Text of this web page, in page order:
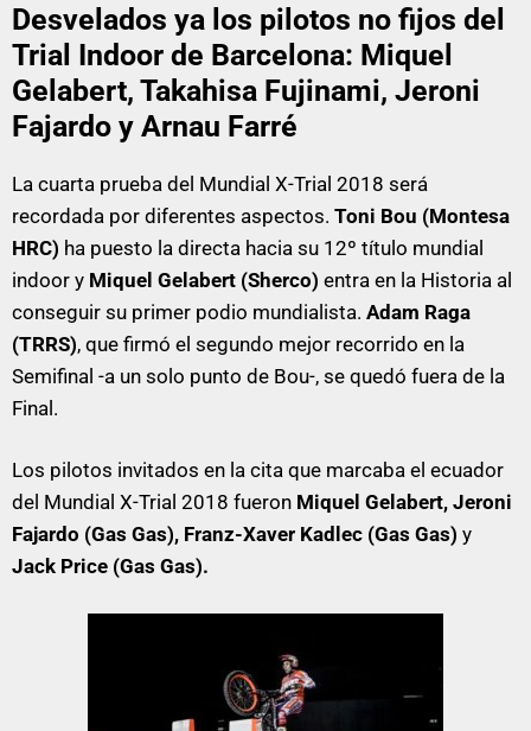
Desvelados ya los pilotos no fijos del
Trial Indoor de Barcelona: Miquel
Gelabert, Takahisa Fujinami, Jeroni
Fajardo y Arnau Farré
La cuarta prueba del Mundial X-Trial 2018 será
recordada por diferentes aspectos. Toni Bou (Montesa
HRC) ha puesto la directa hacia su 12º título mundial
indoor y Miquel Gelabert (Sherco) entra en la Historia al
conseguir su primer podio mundialista. Adam Raga
(TRRS), que firmó el segundo mejor recorrido en la
Semifinal -a un solo punto de Bou-, se quedó fuera de la
Final.
Los pilotos invitados en la cita que marcaba el ecuador
del Mundial X-Trial 2018 fueron Miquel Gelabert, Jeroni
Fajardo (Gas Gas), Franz-Xaver Kadlec (Gas Gas) y
Jack Price (Gas Gas).